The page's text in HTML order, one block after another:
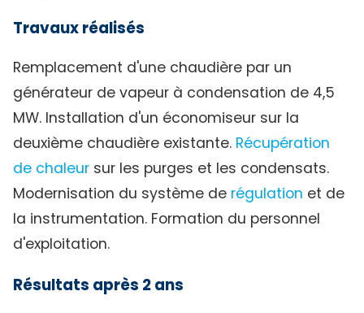
Travaux réalisés
Remplacement d'une chaudière par un
générateur de vapeur à condensation de 4,5
MW. Installation d'un économiseur sur la
deuxième chaudière existante. Récupération
de chaleur sur les purges et les condensats.
Modernisation du système de régulation et de
la instrumentation. Formation du personnel
d'exploitation.
Résultats après 2 ans